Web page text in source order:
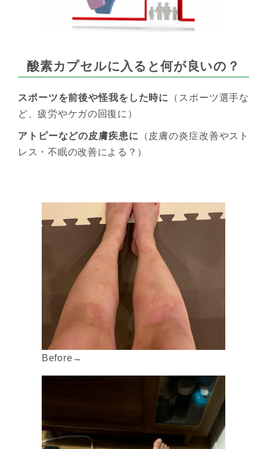
酸素カプセルに入ると何が良いの？
スポーツを前後や怪我をした時に
（スポーツ選手な
ど、疲労やケガの回復に）
アトピーなどの皮膚疾患に （皮膚の炎症改善やスト
レス・不眠の改善による？）
Before→